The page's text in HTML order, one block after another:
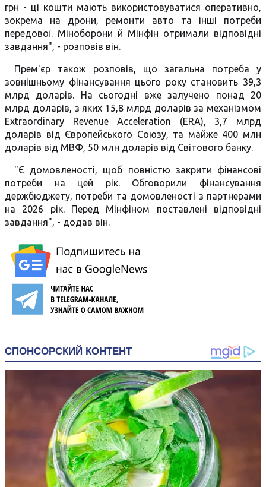
грн - ці кошти мають використовуватися оперативно,
зокрема на дрони, ремонти авто та інші потреби
передової. Міноборони й Мінфін отримали відповідні
завдання", - розповів він.
Прем'єр також розповів, що загальна потреба у
зовнішньому фінансування цього року становить 39,3
млрд доларів. На сьогодні вже залучено понад 20
млрд доларів, з яких 15,8 млрд доларів за механізмом
Extraordinary Revenue Acceleration (ERA), 3,7 млрд
доларів від Європейського Союзу, та майже 400 млн
доларів від МВФ, 50 млн доларів від Світового банку.
"Є домовленості, щоб повністю закрити фінансові
потреби на цей рік. Обговорили фінансування
держбюджету, потреби та домовленості з партнерами
на 2026 рік. Перед Мінфіном поставлені відповідні
завдання", - додав він.